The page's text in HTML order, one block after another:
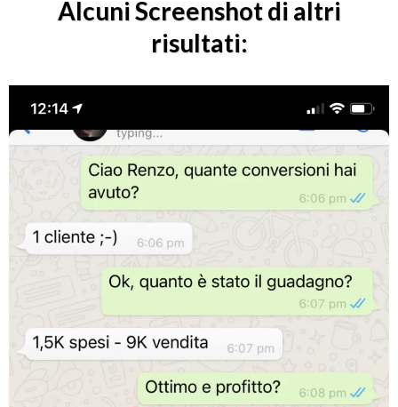
Alcuni Screenshot di altri
risultati: